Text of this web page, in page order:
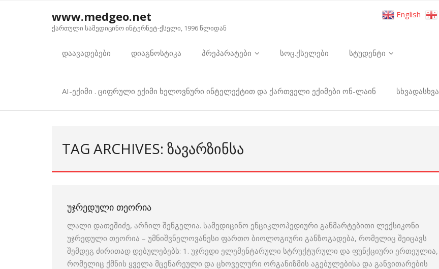
www.medgeo.net
ქართული სამედიცინო ინტერნეტ-ქსელი, 1996 წლიდან
დაავადებები დიაგნოსტიკა პრეპარატები სოც.ქსელები სტუდენტი
AI-ექიმი . ციფრული ექიმი ხელოვნური ინტელექტით და ქართველი ექიმები ონ-ლაინ სხვადასხვა
TAG ARCHIVES: ᲖᲐᲕᲐᲠᲖᲘᲜᲡᲐ
ᲣᲯᲠᲔᲓᲣᲚᲘ ᲗᲔᲝᲠᲘᲐ
ლალი დათეშიძე, არჩილ შენგელია. სამედიცინო ენციკლოპედიური განმარტებითი ლექსიკონი
უჯრედული თეორია – უმნიშვნელოვანესი ფართო ბიოლოგიური განზოგადება, რომელიც შეიცავს
შემდეგ ძირითად დებულებებს: 1. უჯრედი ელემენტარული სტრუქტურული და ფუნქციური ერთეულია,
რომელიც ქმნის ყველა მცენარეული და ცხოველური ორგანიზმის აგებულებისა და განვითარების
English